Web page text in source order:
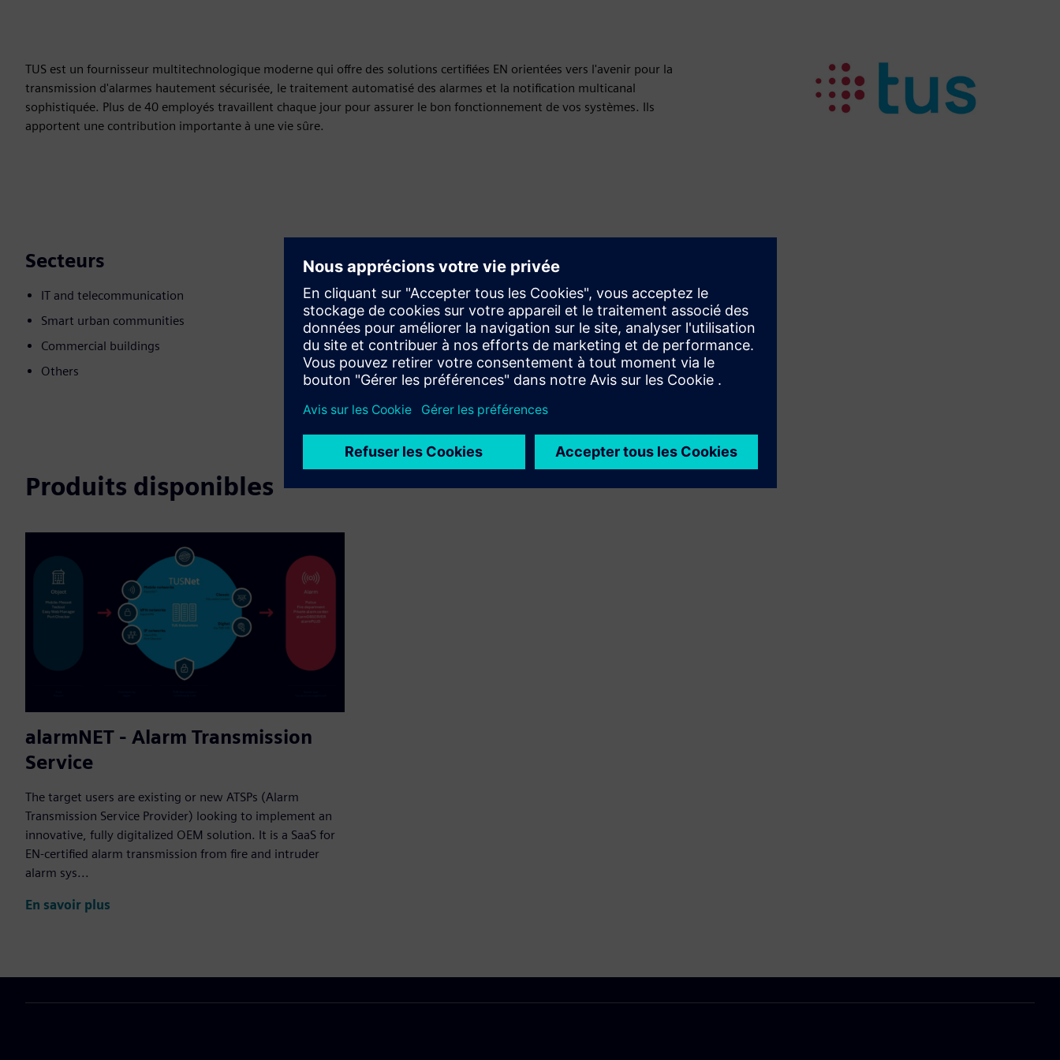
TUS est un fournisseur multitechnologique moderne qui offre des solutions certifiées EN orientées vers l'avenir pour la
transmission d'alarmes hautement sécurisée, le traitement automatisé des alarmes et la notification multicanal
sophistiquée. Plus de 40 employés travaillent chaque jour pour assurer le bon fonctionnement de vos systèmes. Ils
apportent une contribution importante à une vie sûre.
Secteurs
IT and telecommunication
Smart urban communities
Commercial buildings
Others
Requête
Service
Fournit un service pour un produit/solution Siemens
Xcelerator qui aide le client à le mettre en œuvre,
l'intégrer, l'exploiter ou le maintenir
Produits disponibles
alarmNET - Alarm Transmission
Service
The target users are existing or new ATSPs (Alarm
Transmission Service Provider) looking to implement an
innovative, fully digitalized OEM solution. It is a SaaS for
EN-certified alarm transmission from fire and intruder
alarm sys...
En savoir plus